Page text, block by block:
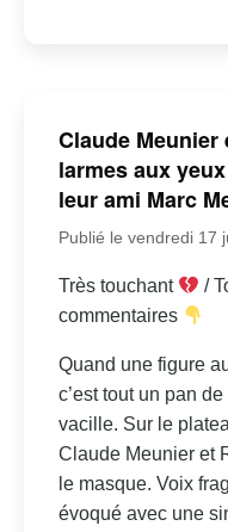
Claude
larmes aux
leur ami Marc
Publié le vendredi 17
Très touchant
/
commentaires
Quand une figure
c’est tout un pan
vacille. Sur le
Claude Meunier et
le masque. Voix
évoqué avec une